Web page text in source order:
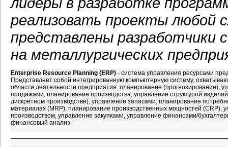
реализовать проекты любой
представлены
на металлургических
Enterprise Resource Planning (ERP) - система управления ресурсами
Представляет собой интегрированную компьютерную систему,
области деятельности предприятия: планирование (прогнозирование),
продажами, планирование производства, управление структурой
дискретном производстве), управление запасами, планирование
материалах (MRP), планирование производственных мощностей (CRP),
производством, управление закупками, управление финансами/
финансовый анализ.